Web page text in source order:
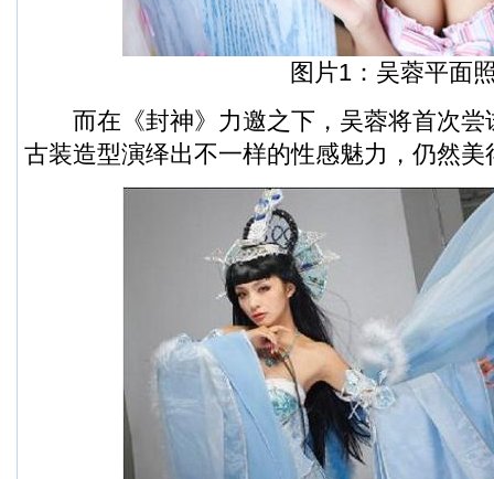
图片1：吴蓉平面
而在《封神》力邀之下，吴蓉将首次尝
古装造型演绎出不一样的性感魅力，仍然